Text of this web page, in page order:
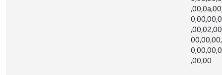
,00,00